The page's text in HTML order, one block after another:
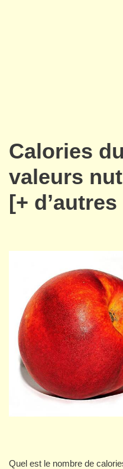
Calories
valeurs
[+
Quel est le nombre de